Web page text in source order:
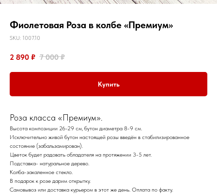
Фиолетовая Роза в колбе «Премиум»
SKU: 1007.10
2 890 ₽ 7 000 ₽
Купить
Роза класса «Премиум».
Высота композиции 26-29 см, бутон диаметра 8-9 см.
Исключительно живой бутон настоящей розы введён в стабилизированное
состояние (забальзамирован).
Цветок будет радовать обладателя на протяжении 3-5 лет.
Подставка- натуральное дерево.
Колба-закаленное стекло.
В подарок к розе дарим открытку.
Самовывоз или доставка курьером в этот же день. Оплата по факту.